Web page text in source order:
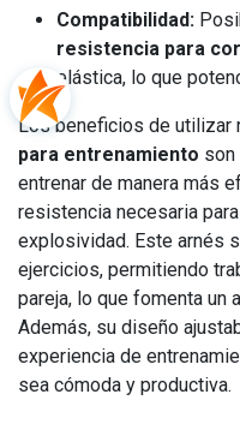
Compatibilidad:
resistencia para
elástica, lo que
Los beneficios de utilizar
para entrenamiento son
entrenar de manera más
resistencia necesaria
explosividad. Este arnés
ejercicios, permitiendo
pareja, lo que fomenta un
Además, su diseño
experiencia de
sea cómoda y productiva.